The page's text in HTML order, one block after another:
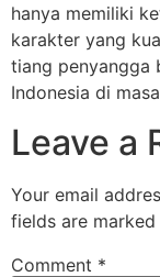
hanya memiliki
karakter yang
tiang penyangga
Indonesia di
Leave a
Your email
fields are marked
Comment *